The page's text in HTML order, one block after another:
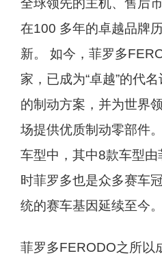
全球领先的主机、售后
在100 多年的卓越品牌
新。 如今，菲罗多
家，已成为“卓越”的代
的制动方案，并为世界
场提供优质制动零部件
车型中，其中8款车型由
时菲罗多也是众多赛车
统的赛车基因延续至今。
菲罗多FERODO之所以